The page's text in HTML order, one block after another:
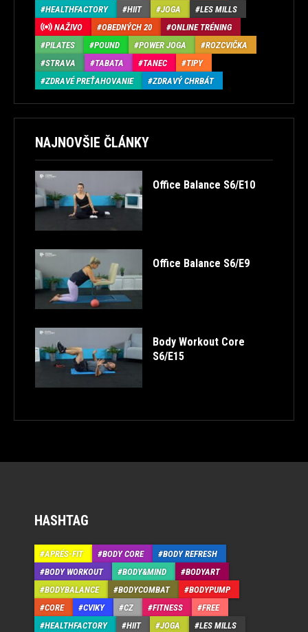
HEALTHFACTORY
HIIT JOGA
LES MILLS
NAŽIVO
OBEDNÝCH 20
ONLINE TRÉNING
PILATES
POUND POWER JOGA
ROZCVIČKA
STRAVA
TABATA TANEC
TIPY
ZDRAVÉ PREŤAHOVANIE
ZDRAVÝ CHRBÁT
NAJNOVŠIE ČLÁNKY
Office Balance S6/E10
Office Balance S6/E9
Body Workout Core
S6/E15
HASHTAG
APRÉS-FIT BODY CORE
BODY REFRESH
BODY WORKOUT
BODY&MIND
BODYART
BODYBALANCE
BODYCOMBAT
BODYPUMP
CORE
CVIKY CZ FITNESS
FREE
HEALTHFACTORY
HIIT JOGA
LES MILLS